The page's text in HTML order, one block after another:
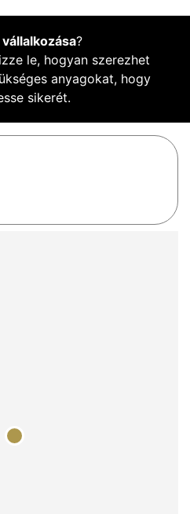
vállalkozása?
le, hogyan szerezhet
anyagokat, hogy
sikerét.